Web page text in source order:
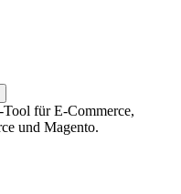
für E-Commerce,
und Magento.